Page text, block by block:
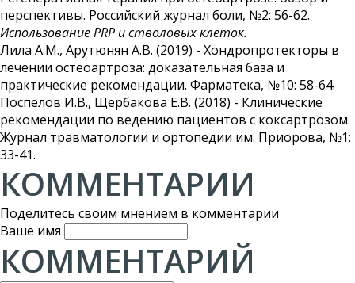
перспективы. Российский журнал боли, №2: 56-62.
Использование PRP и стволовых клеток.
Лила А.М., Арутюнян А.В. (2019) - Хондропротекторы в
лечении остеоартроза: доказательная база и
практические рекомендации. Фарматека, №10: 58-64.
Поспелов И.В., Щербакова Е.В. (2018) - Клинические
рекомендации по ведению пациентов с коксартрозом.
Журнал травматологии и ортопедии им. Приорова, №1:
33-41.
КОММЕНТАРИИ
Поделитесь своим мнением в комментарии
Ваше имя
КОММЕНТАРИЙ